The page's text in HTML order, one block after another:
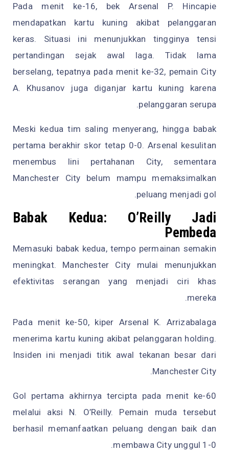
Pada menit ke-16, bek Arsenal P. Hincapie
mendapatkan kartu kuning akibat pelanggaran
keras. Situasi ini menunjukkan tingginya tensi
pertandingan sejak awal laga. Tidak lama
berselang, tepatnya pada menit ke-32, pemain City
A. Khusanov juga diganjar kartu kuning karena
pelanggaran serupa.
Meski kedua tim saling menyerang, hingga babak
pertama berakhir skor tetap 0-0. Arsenal kesulitan
menembus lini pertahanan City, sementara
Manchester City belum mampu memaksimalkan
peluang menjadi gol.
Babak Kedua: O’Reilly Jadi
Pembeda
Memasuki babak kedua, tempo permainan semakin
meningkat. Manchester City mulai menunjukkan
efektivitas serangan yang menjadi ciri khas
mereka.
Pada menit ke-50, kiper Arsenal K. Arrizabalaga
menerima kartu kuning akibat pelanggaran holding.
Insiden ini menjadi titik awal tekanan besar dari
Manchester City.
Gol pertama akhirnya tercipta pada menit ke-60
melalui aksi N. O’Reilly. Pemain muda tersebut
berhasil memanfaatkan peluang dengan baik dan
membawa City unggul 1-0.